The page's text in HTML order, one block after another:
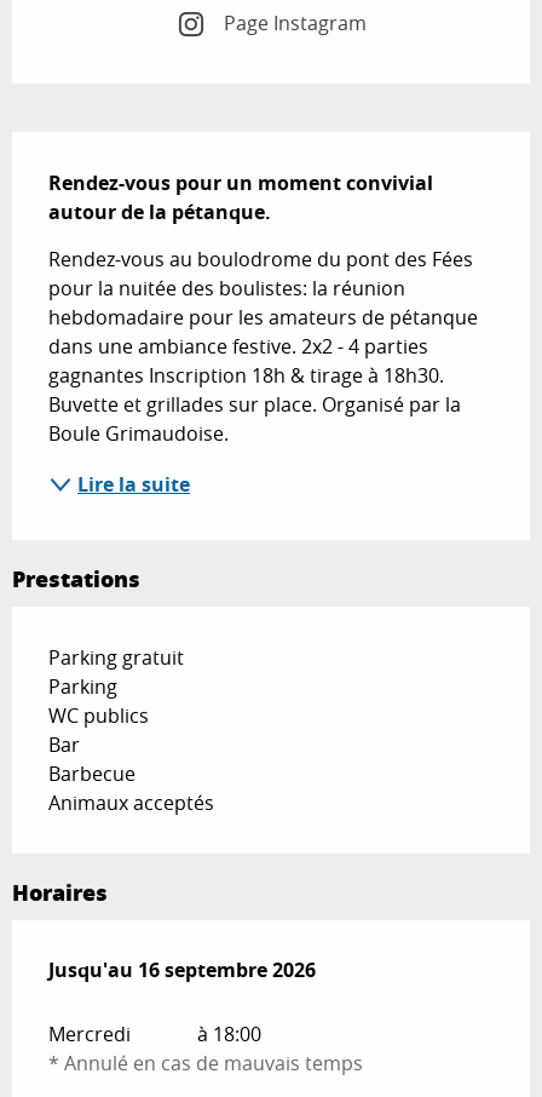
Page Instagram
Rendez-vous pour un moment convivial
autour de la pétanque.
Rendez-vous au boulodrome du pont des Fées
pour la nuitée des boulistes: la réunion
hebdomadaire pour les amateurs de pétanque
dans une ambiance festive. 2x2 - 4 parties
gagnantes Inscription 18h & tirage à 18h30.
Buvette et grillades sur place. Organisé par la
Boule Grimaudoise.
Lire la suite
Prestations
Parking gratuit
Parking
WC publics
Bar
Barbecue
Animaux acceptés
Horaires
Du17 juin 2026au16 septembre 2026
Jusqu'au 16 septembre 2026
Mercredi
à 18:00
* Annulé en cas de mauvais temps